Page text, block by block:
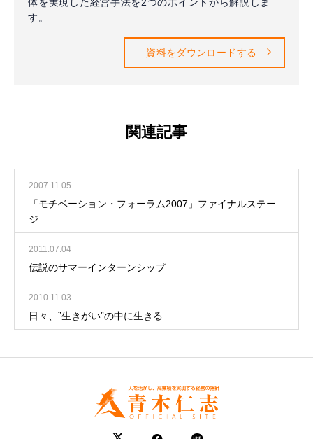
す。
資料をダウンロードする
関連記事
2007.11.05
「モチベーション・フォーラム2007」ファイナルステー
ジ
2011.07.04
伝説のサマーインターンシップ
2010.11.03
日々、”生きがい”の中に生きる